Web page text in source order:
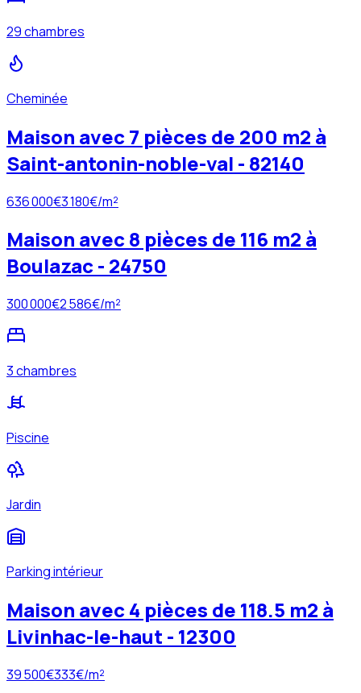
29 chambres
Cheminée
Maison avec 7 pièces de 200 m2 à
Saint-antonin-noble-val - 82140
636 000€3 180€/m²
Maison avec 8 pièces de 116 m2 à
Boulazac - 24750
300 000€2 586€/m²
3 chambres
Piscine
Jardin
Parking intérieur
Maison avec 4 pièces de 118.5 m2 à
Livinhac-le-haut - 12300
39 500€333€/m²